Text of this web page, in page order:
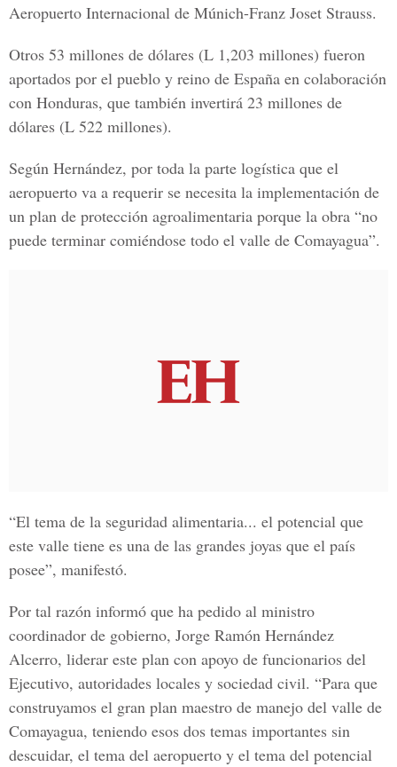
Aeropuerto Internacional de Múnich-Franz Joset Strauss.
Otros 53 millones de dólares (L 1,203 millones) fueron
aportados por el pueblo y reino de España en colaboración
con Honduras, que también invertirá 23 millones de
dólares (L 522 millones).
Según Hernández, por toda la parte logística que el
aeropuerto va a requerir se necesita la implementación de
un plan de protección agroalimentaria porque la obra “no
puede terminar comiéndose todo el valle de Comayagua”.
“El tema de la seguridad alimentaria... el potencial que
este valle tiene es una de las grandes joyas que el país
posee”, manifestó.
Por tal razón informó que ha pedido al ministro
coordinador de gobierno, Jorge Ramón Hernández
Alcerro, liderar este plan con apoyo de funcionarios del
Ejecutivo, autoridades locales y sociedad civil. “Para que
construyamos el gran plan maestro de manejo del valle de
Comayagua, teniendo esos dos temas importantes sin
descuidar, el tema del aeropuerto y el tema del potencial